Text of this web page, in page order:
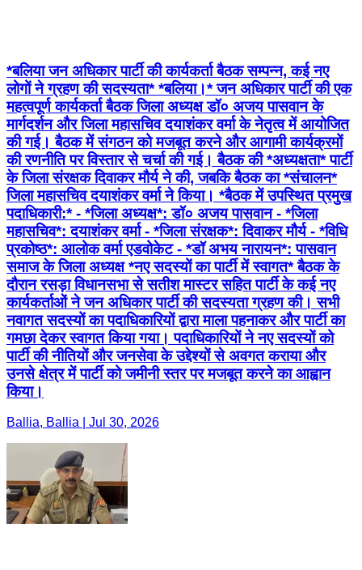
*बलिया जन अधिकार पार्टी की कार्यकर्ता बैठक सम्पन्न, कई नए
लोगों ने ग्रहण की सदस्यता* *बलिया।* जन अधिकार पार्टी की एक
महत्वपूर्ण कार्यकर्ता बैठक जिला अध्यक्ष डॉ० अजय पासवान के
मार्गदर्शन और जिला महासचिव दयाशंकर वर्मा के नेतृत्व में आयोजित
की गई। बैठक में संगठन को मजबूत करने और आगामी कार्यक्रमों
की रणनीति पर विस्तार से चर्चा की गई। बैठक की *अध्यक्षता* पार्टी
के जिला संरक्षक दिवाकर मौर्य ने की, जबकि बैठक का *संचालन*
जिला महासचिव दयाशंकर वर्मा ने किया। *बैठक में उपस्थित प्रमुख
पदाधिकारी:* - *जिला अध्यक्ष*: डॉ० अजय पासवान - *जिला
महासचिव*: दयाशंकर वर्मा - *जिला संरक्षक*: दिवाकर मौर्य - *विधि
प्रकोष्ठ*: आलोक वर्मा एडवोकेट - *डॉ अभय नारायन*: पासवान
समाज के जिला अध्यक्ष *नए सदस्यों का पार्टी में स्वागत* बैठक के
दौरान रसड़ा विधानसभा से सतीश मास्टर सहित पार्टी के कई नए
कार्यकर्ताओं ने जन अधिकार पार्टी की सदस्यता ग्रहण की। सभी
नवागत सदस्यों का पदाधिकारियों द्वारा माला पहनाकर और पार्टी का
गमछा देकर स्वागत किया गया। पदाधिकारियों ने नए सदस्यों को
पार्टी की नीतियों और जनसेवा के उद्देश्यों से अवगत कराया और
उनसे क्षेत्र में पार्टी को जमीनी स्तर पर मजबूत करने का आह्वान
किया।
Ballia, Ballia | Jul 30, 2026